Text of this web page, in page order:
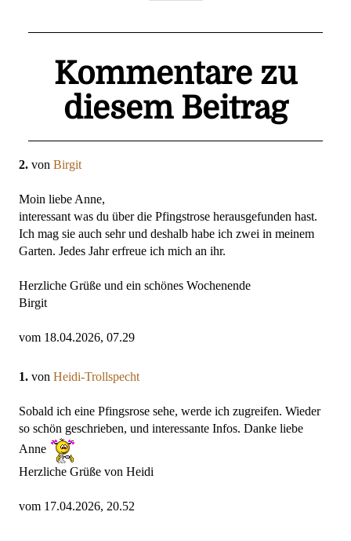
Kommentare zu
diesem Beitrag
2. von Birgit
Moin liebe Anne,
interessant was du über die Pfingstrose herausgefunden hast.
Ich mag sie auch sehr und deshalb habe ich zwei in meinem
Garten. Jedes Jahr erfreue ich mich an ihr.
Herzliche Grüße und ein schönes Wochenende
Birgit
vom 18.04.2026, 07.29
1. von Heidi-Trollspecht
Sobald ich eine Pfingsrose sehe, werde ich zugreifen. Wieder
so schön geschrieben, und interessante Infos. Danke liebe
Anne
Herzliche Grüße von Heidi
vom 17.04.2026, 20.52